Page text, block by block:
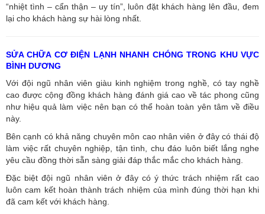
“nhiệt tình – cẩn thận – uy tín”, luôn đặt khách hàng lên đầu, đem
lại cho khách hàng sự hài lòng nhất.
SỬA CHỮA CƠ ĐIỆN LẠNH NHANH CHÓNG TRONG KHU VỰC
BÌNH DƯƠNG
Với đội ngũ nhân viên giàu kinh nghiệm trong nghề, có tay nghề
cao được cộng đồng khách hàng đánh giá cao về tác phong cũng
như hiệu quả làm việc nên bạn có thể hoàn toàn yên tâm về điều
này.
Bên cạnh có khả năng chuyên môn cao nhân viên ở đây có thái độ
làm việc rất chuyên nghiệp, tận tình, chu đáo luôn biết lắng nghe
yêu cầu đồng thời sẵn sàng giải đáp thắc mắc cho khách hàng.
Đặc biệt đội ngũ nhân viên ở đây có ý thức trách nhiệm rất cao
luôn cam kết hoàn thành trách nhiệm của mình đúng thời hạn khi
đã cam kết với khách hàng.